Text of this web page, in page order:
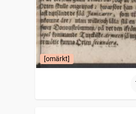
[omärkt]